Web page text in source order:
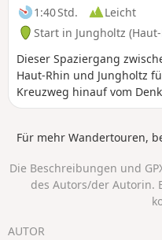
1:40 Std.
Leicht
Start in Jungholtz
Dieser Spaziergang
Haut-Rhin und Jungholtz
Kreuzweg hinauf vom
Rain“ bis zur berühmten
Jungholtz durchqueren,
gelangen, und schließlich
Ausgangspunkt in der
Storchenparks von Soultz/
zurückkehren.
Für mehr Wandertouren,
Die Beschreibungen und
des Autors/der Autorin.
AUTOR